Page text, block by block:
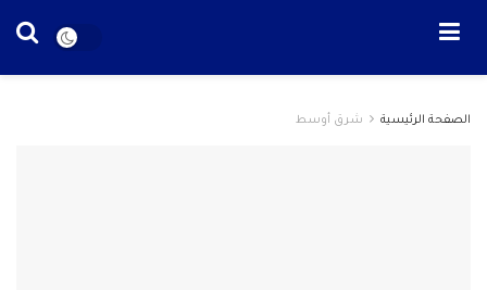
الصفحة الرئيسية شرق أوسط